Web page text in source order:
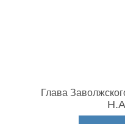
Глава